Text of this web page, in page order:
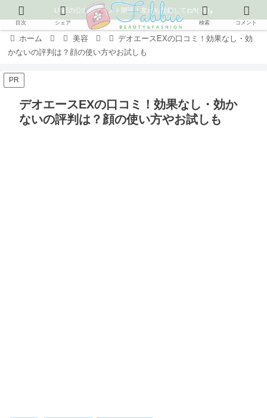
LINEの公式アカウント開設！友だち登録してね٩( ᐛ )و
ホーム 美容
デオエースEXの口コミ！効果なし・効
かないの評判は？顔の使い方やお試しも
PR
デオエースEXの口コミ！効果なし・効か
ないの評判は？顔の使い方やお試しも
目次 シェア 検索 コメント